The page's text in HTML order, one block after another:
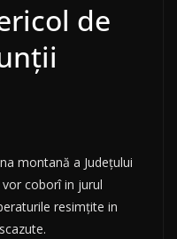
de
montană a Județului
coborî in jurul
resimțite in